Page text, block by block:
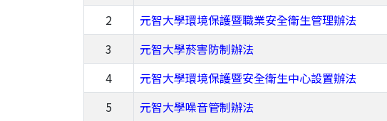
2
元智大學環境保護暨職業安全衛生管理辦法
3
元智大學菸害防制辦法
4
元智大學環境保護暨安全衛生中心設置辦法
5
元智大學噪音管制辦法